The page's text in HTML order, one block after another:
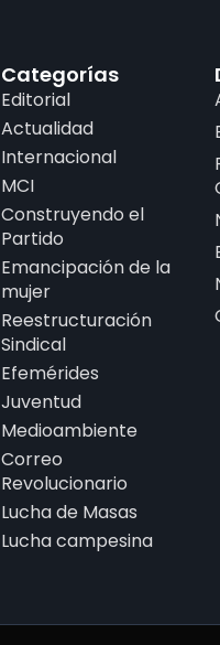
Categorías
Editorial
Actualidad
Internacional
MCI
Construyendo el
Partido
Emancipación de la
mujer
Reestructuración
Sindical
Efemérides
Juventud
Medioambiente
Correo
Revolucionario
Lucha de Masas
Lucha campesina